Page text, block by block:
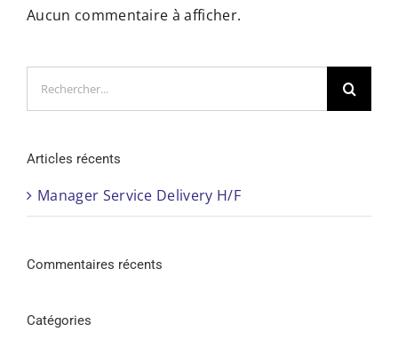
Aucun commentaire à afficher.
Articles récents
Manager Service Delivery H/F
Commentaires récents
Catégories